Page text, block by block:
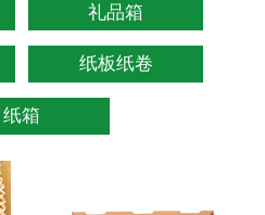
礼品箱
纸板纸卷
纸箱